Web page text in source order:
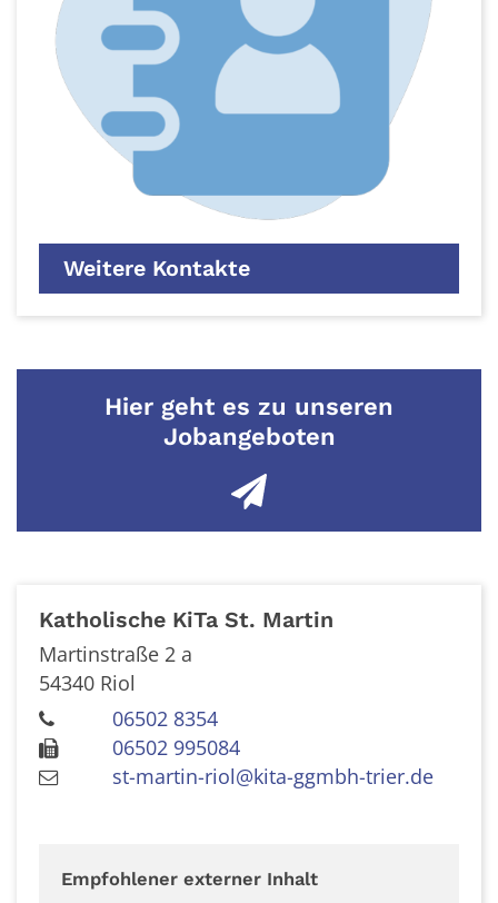
Weitere Kontakte
Hier geht es zu unseren
Jobangeboten
Katholische KiTa St. Martin
Martinstraße 2 a
54340 Riol
06502 8354
06502 995084
st-martin-riol@kita-ggmbh-trier.de
Empfohlener externer Inhalt